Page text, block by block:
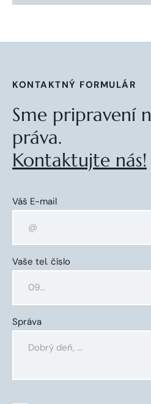
KONTAKTNÝ FORMULÁR
Sme pripravení
práva.
Kontaktujte nás!
Váš E-mail
Vaše tel. číslo
Správa